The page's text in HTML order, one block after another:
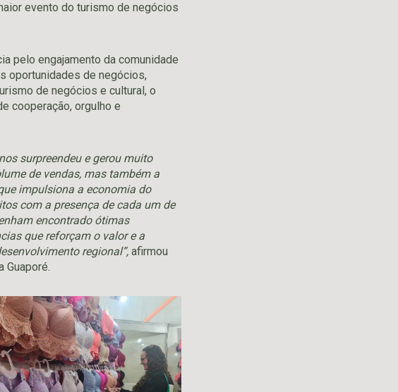
evento do turismo de negócios
pelo engajamento da comunidade
oportunidades de negócios,
de negócios e cultural, o
cooperação, orgulho e
surpreendeu e gerou muito
de vendas, mas também a
impulsiona a economia do
com a presença de cada um de
encontrado ótimas
que reforçam o valor e a
regional”, afirmou
Guaporé.